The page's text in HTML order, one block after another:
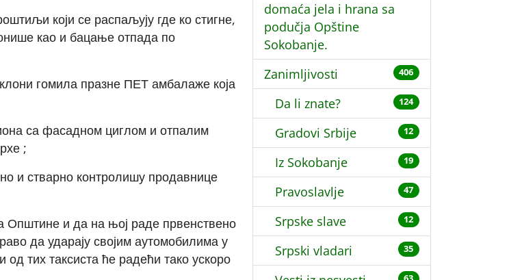
који се распаљују где ко стигне,
као и бацање отпада по
гомила празне ПЕТ амбалаже која
са фасадном циглом и отпалим
;
и стварно контролишу продавнице
Општине и да на њој раде првенствено
да ударају својим аутомобилима у
од тих таксиста ће радећи тако ускоро
domaća jela i hrana sa
podučja Opštine
Sokobanje.
Zanimljivosti 406
Da li znate? 124
Gradovi Srbije 12
Iz Sokobanje 19
Pravoslavlje 47
Srpske slave 12
Srpski vladari 35